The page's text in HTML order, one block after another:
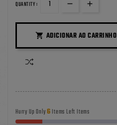
QUANTITY :
 ADICIONAR AO CARRINHO
Hurry Up Only6 Items Left Items